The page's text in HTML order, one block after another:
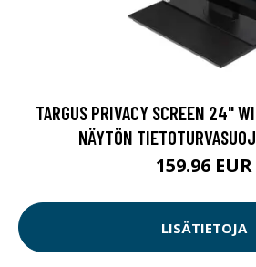
TARGUS PRIVACY SCREEN 24"
NÄYTÖN
159.96 EUR
LISÄTIETOJA